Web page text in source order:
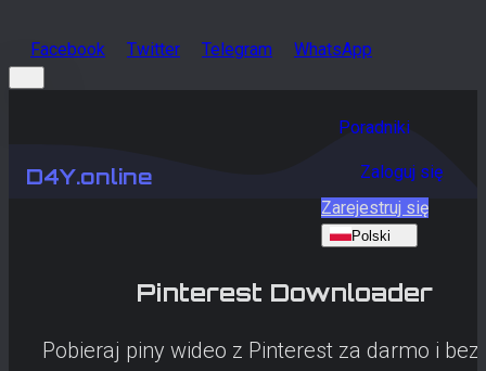
Facebook Twitter Telegram WhatsApp
D4Y.online
Poradniki
Zaloguj się
Zarejestruj się
Polski
Pinterest Downloader
Pobieraj piny wideo z Pinterest za darmo i bez